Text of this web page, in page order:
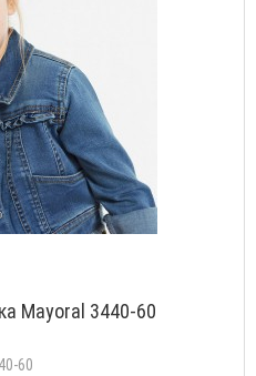
Mayoral 3440-60
60